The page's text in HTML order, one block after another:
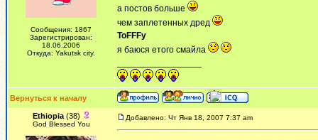
Сообщения: 1867
Зарегистрирован:
18.06.2006
Откуда: Yakutsk city.
а постов больше
чем заплетенных дред
ToFFFy
я баюся етого смайла
Вернуться к началу
Ethiopia(38)
God Blessed You
Добавлено: Чт Янв 18, 2007 7:37 am